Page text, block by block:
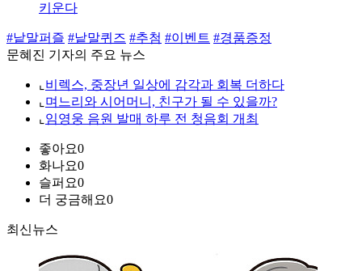
키운다
#낱말퍼즐 #낱말퀴즈 #추첨 #이벤트 #경품증정
문혜진 기자의 주요 뉴스
⌞ 비렉스, 중장년 일상에 감각과 회복 더하다
⌞ 며느리와 시어머니, 친구가 될 수 있을까?
⌞ 임영웅 음원 발매 하루 전 청음회 개최
좋아요0
화나요0
슬퍼요0
더 궁금해요0
최신뉴스